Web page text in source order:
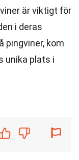
är viktigt för
i deras
pingviner, kom
unika plats i